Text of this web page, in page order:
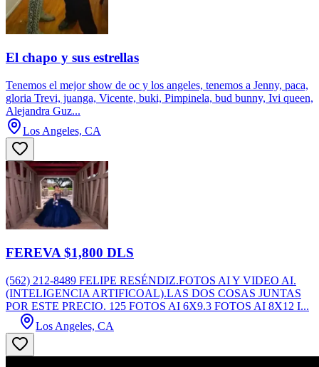
El chapo y sus estrellas
Tenemos el mejor show de oc y los angeles, tenemos a Jenny, paca,
gloria Trevi, juanga, Vicente, buki, Pimpinela, bud bunny, Ivi queen,
Alejandra Guz...
Los Angeles, CA
FEREVA $1,800 DLS
(562) 212-8489 FELIPE RESÉNDIZ.FOTOS AI Y VIDEO AI.
(INTELIGENCIA ARTIFICOAL).LAS DOS COSAS JUNTAS
POR ESTE PRECIO. 125 FOTOS AI 6X9.3 FOTOS AI 8X12 I...
Los Angeles, CA